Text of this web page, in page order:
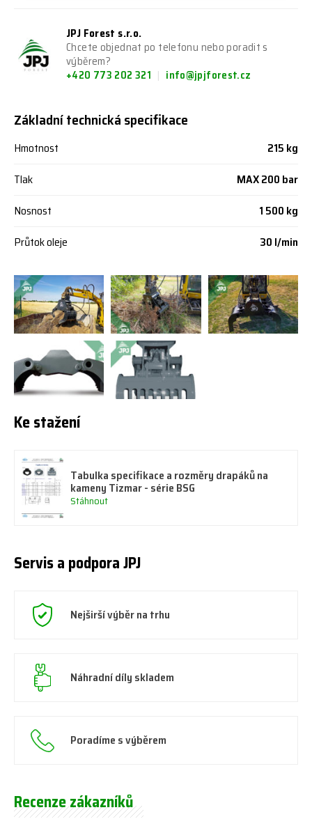
JPJ Forest s.r.o.
Chcete objednat po telefonu nebo poradit s
výběrem?
+420 773 202 321
info@jpjforest.cz
Základní technická specifikace
Hmotnost
215 kg
Tlak
MAX 200 bar
Nosnost
1 500 kg
Průtok oleje
30 l/min
Ke stažení
Tabulka specifikace a rozměry drapáků na
kameny Tizmar - série BSG
Stáhnout
Servis a podpora JPJ
Nejširší výběr na trhu
Náhradní díly skladem
Poradíme s výběrem
Recenze zákazníků